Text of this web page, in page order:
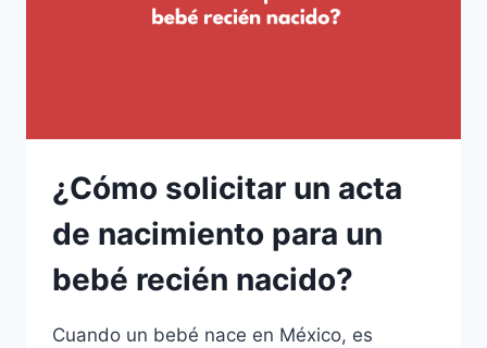
EXTRAVÍO?
¿Cómo solicitar un acta
de nacimiento para un
bebé recién nacido?
Cuando un bebé nace en México, es